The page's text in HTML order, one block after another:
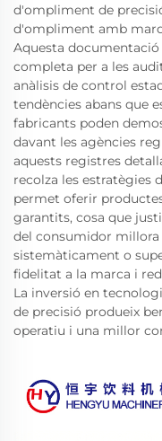
d'ompliment de
d'ompliment amb
Aquesta
completa per a les
anàlisis de control
tendències abans que
fabricants poden
davant les agències
aquests registres
recolza les estratègies
permet oferir
garantits, cosa que
del consumidor
sistemàticament o
fidelitat a la marca i
La inversió en
de precisió produeix
operatiu i una millor